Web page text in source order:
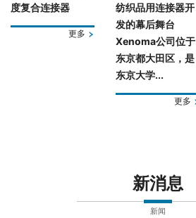
度复合连接器
更多
纺织品用连接器开
发的幕后舞台
Xenoma公司位于
东京都大田区，是
东京大学...
更多
新消息
新闻